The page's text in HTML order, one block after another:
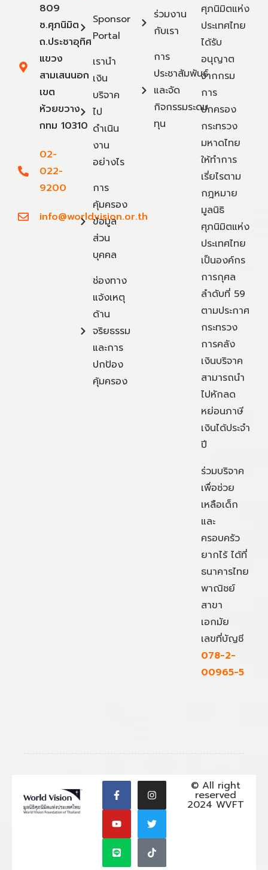
809
ซ.ศุภนิมิต
ถ.ประชาอุทิศ
แขวง
สามเสนนอก
เขต
ห้วยขวาง
กทม 10310
02-
022-
9200
info@worldvision.or.th
Sponsor
Portal
เรานำ
เงิน
บริจาค
ไป
ดำเนิน
งาน
อย่างไร
การ
คุ้มครอง
ข้อมูล
ส่วน
บุคคล
ช่องทาง
แจ้งเหตุ
ด้าน
จริยธรรม
และการ
ปกป้อง
คุ้มครอง
ร่วมงาน
กับเรา
การ
ประชาสัมพันธ์
และจัด
กิจกรรมระดม
ทุน
ศุภนิมิตแห่ง
ประเทศไทย
ได้รับ
อนุญาต
จากกรม
การ
ปกครอง
กระทรวง
มหาดไทย
ให้ทำการ
เรี่ยไรตาม
กฎหมาย
มูลนิธิ
ศุภนิมิตแห่ง
ประเทศไทย
เป็นองค์กร
การกุศล
ลำดับที่ 59
ตามประกาศ
กระทรวง
การคลัง
เงินบริจาค
สามารถนำ
ไปหักลด
หย่อนภาษี
เงินได้ประจำ
ปี
ร่วมบริจาค
เพื่อช่วย
เหลือเด็ก
และ
ครอบครัว
ยากไร้ ได้ที่
ธนาคารไทย
พาณิชย์
สาขา
เอกมัย
เลขที่บัญชี
078-2-
00965-5
© All right
reserved
2024 WVFT